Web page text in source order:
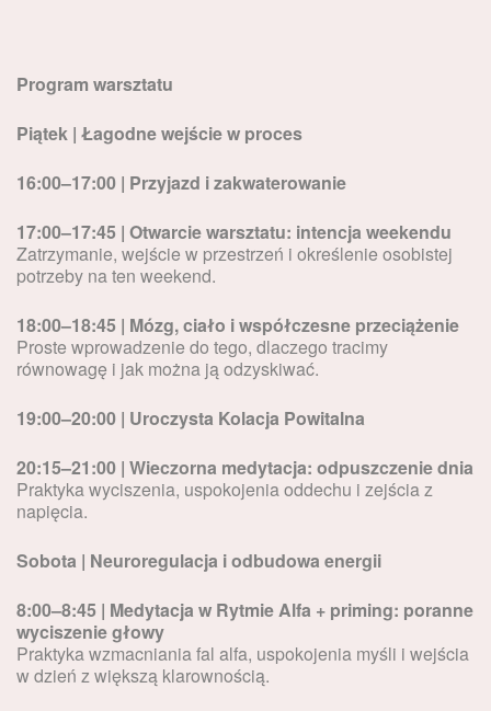
Program warsztatu
Piątek | Łagodne wejście w proces
16:00–17:00 | Przyjazd i zakwaterowanie
17:00–17:45 | Otwarcie warsztatu: intencja weekendu
Zatrzymanie, wejście w przestrzeń i określenie osobistej
potrzeby na ten weekend.
18:00–18:45 | Mózg, ciało i współczesne przeciążenie
Proste wprowadzenie do tego, dlaczego tracimy
równowagę i jak można ją odzyskiwać.
19:00–20:00 | Uroczysta Kolacja Powitalna
20:15–21:00 | Wieczorna medytacja: odpuszczenie dnia
Praktyka wyciszenia, uspokojenia oddechu i zejścia z
napięcia.
Sobota | Neuroregulacja i odbudowa energii
8:00–8:45 | Medytacja w Rytmie Alfa + priming: poranne
wyciszenie głowy
Praktyka wzmacniania fal alfa, uspokojenia myśli i wejścia
w dzień z większą klarownością.